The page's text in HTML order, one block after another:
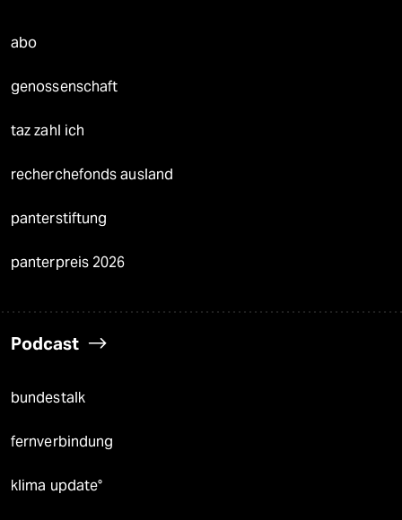
abo
genossenschaft
taz zahl ich
recherchefonds ausland
panterstiftung
panterpreis 2026
Podcast
bundestalk
fernverbindung
klima update°